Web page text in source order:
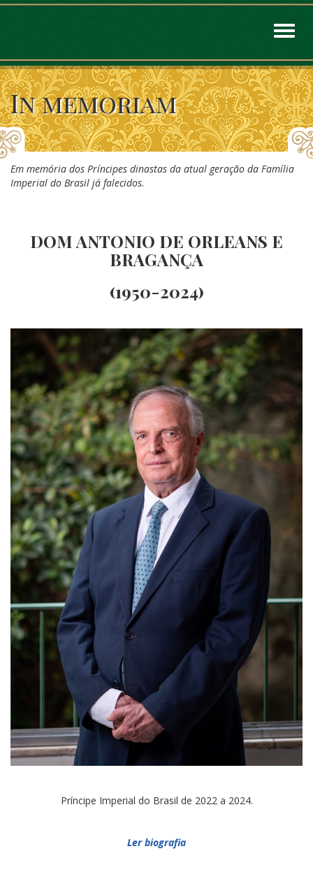
In memoriam
Em memória dos Príncipes dinastas da atual geração da Família
Imperial do Brasil já falecidos.
DOM ANTONIO DE ORLEANS E
BRAGANÇA
(1950-2024)
Príncipe Imperial do Brasil de 2022 a 2024.
Ler biografia